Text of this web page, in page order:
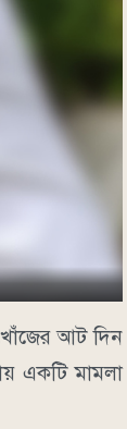
আট দিন
একটি মামলা